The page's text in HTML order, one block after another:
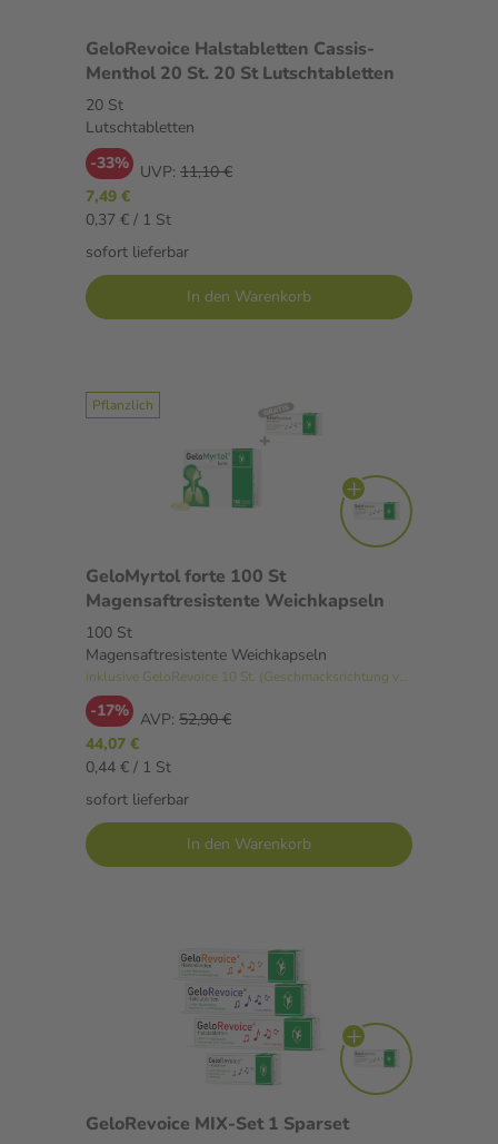
GeloRevoice Halstabletten Cassis-
Menthol 20 St. 20 St Lutschtabletten
20 St
Lutschtabletten
-33% UVP: 11,10 €
7,49 €
0,37 € / 1 St
sofort lieferbar
In den Warenkorb
Pflanzlich
GeloMyrtol forte 100 St
Magensaftresistente Weichkapseln
100 St
Magensaftresistente Weichkapseln
inklusive GeloRevoice 10 St. (Geschmacksrichtung variiert)
-17% AVP: 52,90 €
44,07 €
0,44 € / 1 St
sofort lieferbar
In den Warenkorb
GeloRevoice MIX-Set 1 Sparset